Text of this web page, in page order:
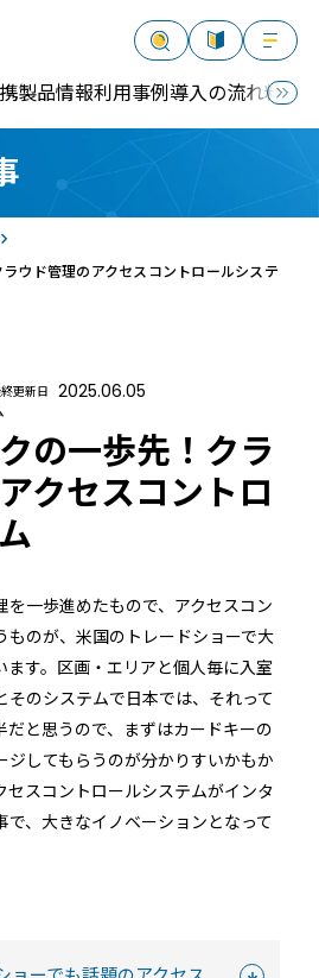
ウド管理のアクセスコントロールシステ
更新日
2025.06.05
の一歩先！クラ
クセスコントロ
を一歩進めたもので、アクセスコン
ものが、米国のトレードショーで大
ます。区画・エリアと個人毎に入室
のシステムで日本では、それって
と思うので、まずはカードキーの
ジしてもらうのが分かりすいかもか
セスコントロールシステムがインタ
で、大きなイノベーションとなって
製品情報利用事例導入の流れ料金
機能
って何が
？をご紹介します
詳しくみる
利
業種別の活用
お客様の声
詳しく